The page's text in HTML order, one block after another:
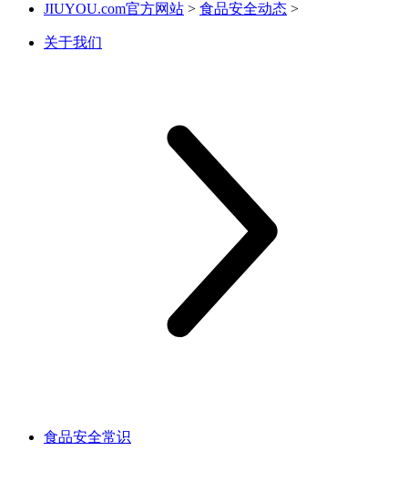
JIUYOU.com官方网站 > 食品安全动态 >
关于我们
食品安全常识